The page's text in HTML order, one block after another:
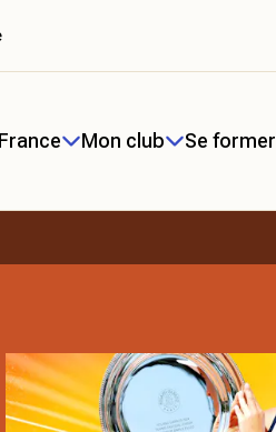
Mon club Se former